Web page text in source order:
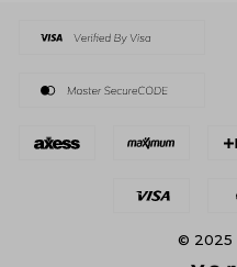
© 2025